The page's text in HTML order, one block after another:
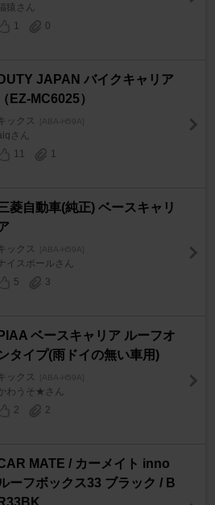
猿さん
1
0
DUTY JAPAN バイクキャリア
（EZ-MC6025）
ックス [ABA-H59A]
さん
11
1
菱自動車(純正) ベースキャリ
ックス [ABA-H59A]
イスボールさん
5
3
PIAA ベースキャリア ルーフオ
タイプ(雨ドイの無い車用)
ックス [ABA-H59A]
わうそ★さん
2
2
MATE / カーメイト inno
ーフボックス33 ブラック / B